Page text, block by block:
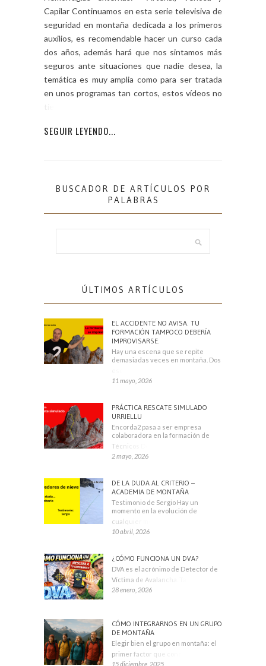
Capilar Continuamos en esta serie televisiva de
seguridad en montaña dedicada a los primeros
auxilios, es recomendable hacer un curso cada
dos años, además hará que nos sintamos más
seguros ante situaciones que nadie desea, la
temática es muy amplia como para ser tratada
en unos programas tan cortos, estos vídeos no
SEGUIR LEYENDO...
BUSCADOR DE ARTÍCULOS POR
PALABRAS
ÚLTIMOS ARTÍCULOS
EL ACCIDENTE NO AVISA. TU
FORMACIÓN TAMPOCO DEBERÍA
IMPROVISARSE.
Hay una escena que se repite
demasiadas veces en montaña. Dos
11 mayo, 2026
PRÁCTICA RESCATE SIMULADO
URRIELLU
Encorda2 pasa a ser empresa
colaboradora en la formación de
Técnicos Deportivos
2 mayo, 2026
DE LA DUDA AL CRITERIO –
ACADEMIA DE MONTAÑA
Testimonio de Sergio Hay un
momento en la evolución de
cualquier montañero
10 abril, 2026
¿CÓMO FUNCIONA UN DVA?
DVA es el acrónimo de Detector de
Víctima de Avalancha. También se
28 enero, 2026
CÓMO INTEGRARNOS EN UN GRUPO
DE MONTAÑA
Elegir bien el grupo en montaña: el
primer factor que condiciona tu
15 diciembre, 2025